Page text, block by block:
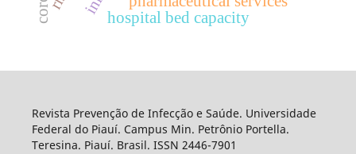
hospital bed capacity
Revista Prevenção de Infecção e Saúde. Universidade
Federal do Piauí. Campus Min. Petrônio Portella.
Teresina. Piauí. Brasil. ISSN 2446-7901